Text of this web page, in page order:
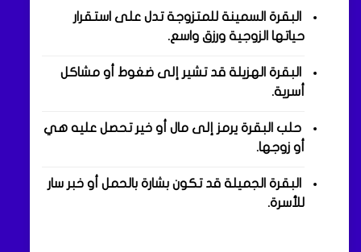
البقرة السمينة للمتزوجة تدل على استقرار
حياتها الزوجية ورزق واسع.
البقرة الهزيلة قد تشير إلى ضغوط أو مشاكل
أسرية.
حلب البقرة يرمز إلى مال أو خير تحصل عليه هي
أو زوجها.
البقرة الجميلة قد تكون بشارة بالحمل أو خبر سار
للأسرة.